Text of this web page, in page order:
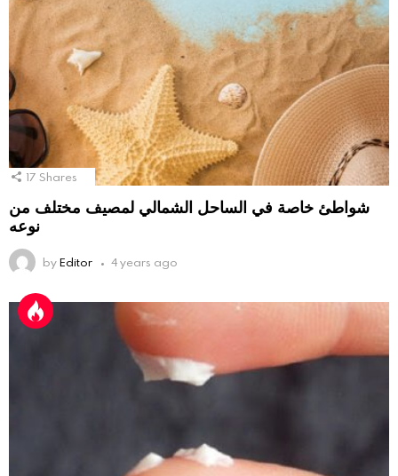
17 Shares
شواطئ خاصة في الساحل الشمالي لمصيف مختلف من
نوعه
byEditor 4 years ago